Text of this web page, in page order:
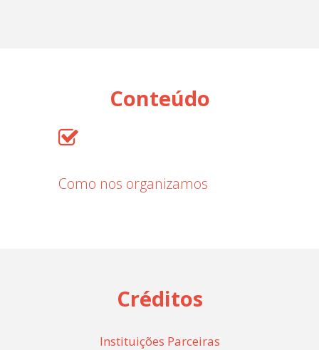
Conteúdo
Como nos organizamos
Créditos
Instituições Parceiras